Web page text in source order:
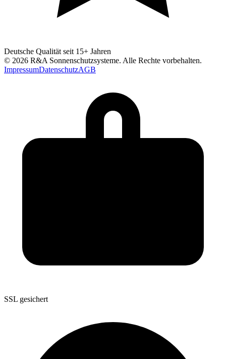
Deutsche Qualität seit 15+ Jahren
© 2026 R&A Sonnenschutzsysteme. Alle Rechte vorbehalten.
ImpressumDatenschutzAGB
SSL gesichert